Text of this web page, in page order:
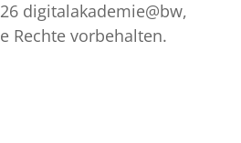
digitalakademie@bw,
Rechte vorbehalten.